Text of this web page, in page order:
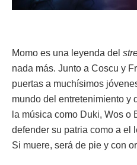
Momo es una leyenda del
nada más. Junto a Coscu y
puertas a muchísimos
mundo del entretenimiento y
la música como Duki, Wos o
defender su patria como a el
Si muere, será de pie y con